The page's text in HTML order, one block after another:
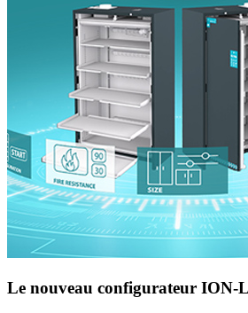
Le nouveau configurateur ION-